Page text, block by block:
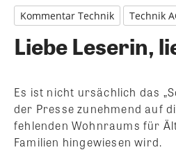
Kommentar Technik Technik
Liebe Leserin,
Es ist nicht ursächlich das
der Presse zunehmend auf
fehlenden Wohnraums für
Familien hingewiesen wird.